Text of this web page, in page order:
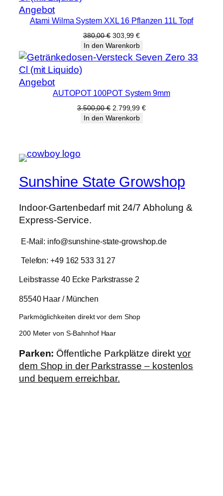
AngebotProdukt
im
Angebot
Atami Wilma System XXL 16 Pflanzen 11L Topf
380,00€ Ursprünglicher
Preis
war:
380,00 €
303,99€Aktueller
Preis
ist:
303,99 €.
In den Warenkorb
AngebotProdukt
im
Angebot
AUTOPOT 100POT System 9mm
3.500,00€ Ursprünglicher
Preis
2.799,99€Aktueller
In den Warenkorb
Sunshine State Growshop
Indoor-Gartenbedarf mit 24/7 Abholung &
Express-Service.
E-Mail: info@sunshine-state-growshop.de
Telefon: +49 162 533 31 27
Leibstrasse 40 Ecke Parkstrasse 2
85540 Haar / München
Parkmöglichkeiten direkt vor dem Shop
200 Meter von S-Bahnhof Haar
Parken: Öffentliche Parkplätze direktvor
dem Shop in der Parkstrasse – kostenlos
und bequem erreichbar.